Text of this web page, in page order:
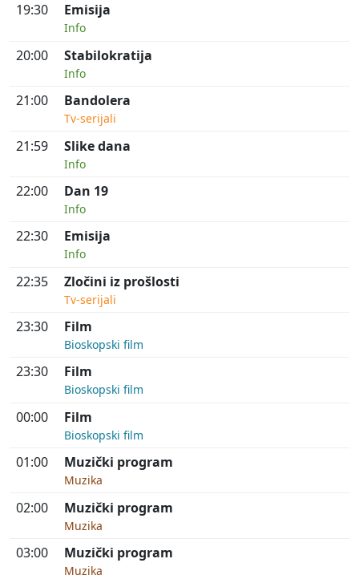
19:30 Emisija
Info
20:00 Stabilokratija
Info
21:00 Bandolera
Tv-serijali
21:59 Slike dana
Info
22:00 Dan 19
Info
22:30 Emisija
Info
22:35 Zločini iz prošlosti
Tv-serijali
23:30 Film
Bioskopski film
23:30 Film
Bioskopski film
00:00 Film
Bioskopski film
01:00 Muzički program
Muzika
02:00 Muzički program
Muzika
03:00 Muzički program
Muzika